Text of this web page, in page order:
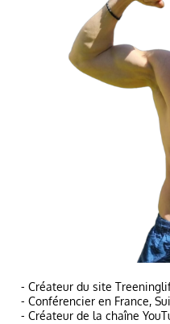
- Créateur du site
- Conférencier en France,
- Créateur de la chaîne